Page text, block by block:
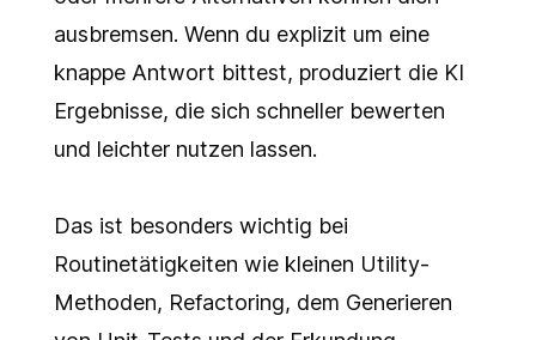
ausbremsen. Wenn du explizit um eine
knappe Antwort bittest, produziert die KI
Ergebnisse, die sich schneller bewerten
und leichter nutzen lassen.
Das ist besonders wichtig bei
Routinetätigkeiten wie kleinen Utility-
Methoden, Refactoring, dem Generieren